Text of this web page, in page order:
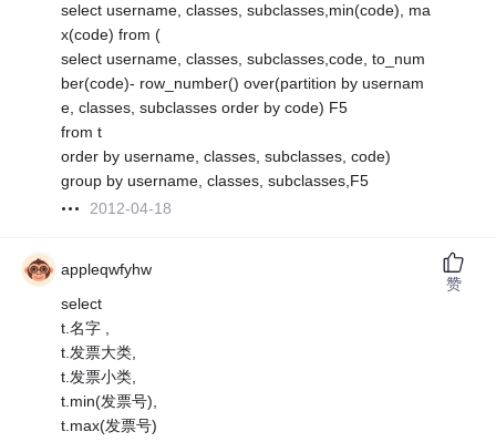
select username, classes, subclasses,min(code), ma
x(code) from (
select username, classes, subclasses,code, to_num
ber(code)- row_number() over(partition by usernam
e, classes, subclasses order by code) F5
from t
order by username, classes, subclasses, code)
group by username, classes, subclasses,F5
2012-04-18
appleqwfyhw
select
t.名字 ,
t.发票大类,
t.发票小类,
t.min(发票号),
t.max(发票号)
赞